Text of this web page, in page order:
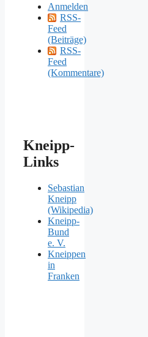
Anmelden
RSS-
Feed
(Beiträge)
RSS-
Feed
(Kommentare)
Kneipp-
Links
Sebastian
Kneipp
(Wikipedia)
Kneipp-
Bund
e. V.
Kneippen
in
Franken